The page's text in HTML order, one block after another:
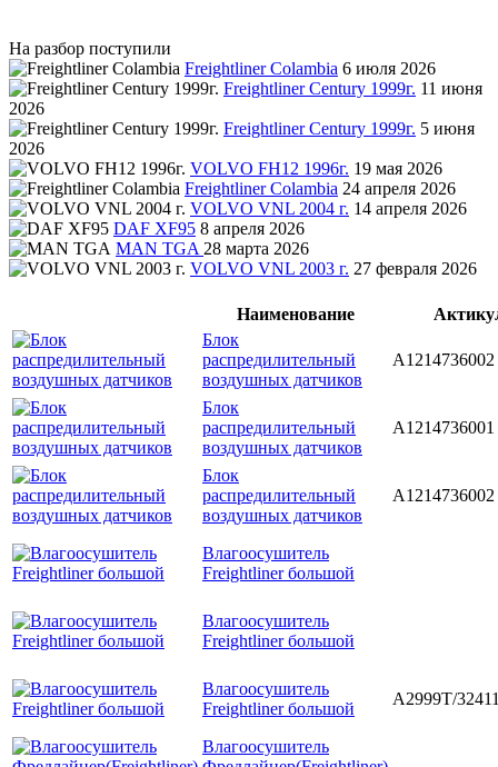
На разбор поступили
Freightliner Colambia 6 июля 2026
Freightliner Century 1999г. 11 июня
2026
Freightliner Century 1999г. 5 июня
2026
VOLVO FH12 1996г. 19 мая 2026
Freightliner Colambia 24 апреля 2026
VOLVO VNL 2004 г. 14 апреля 2026
DAF XF95 8 апреля 2026
MAN TGA 28 марта 2026
VOLVO VNL 2003 г. 27 февраля 2026
Наименование
Блок
распредилительный
воздушных датчиков
A1214736002
Блок
распредилительный
воздушных датчиков
A1214736001
Блок
распредилительный
воздушных датчиков
A1214736002
Влагоосушитель
Freightliner большой
Влагоосушитель
Freightliner большой
Влагоосушитель
Freightliner большой
A2999T/
Влагоосушитель